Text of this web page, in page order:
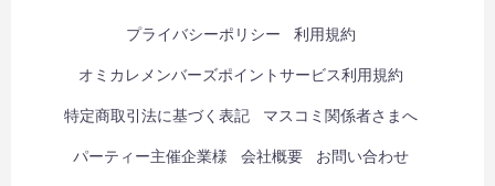
プライバシーポリシー 利用規約
オミカレメンバーズポイントサービス利用規約
特定商取引法に基づく表記 マスコミ関係者さまへ
パーティー主催企業様 会社概要 お問い合わせ